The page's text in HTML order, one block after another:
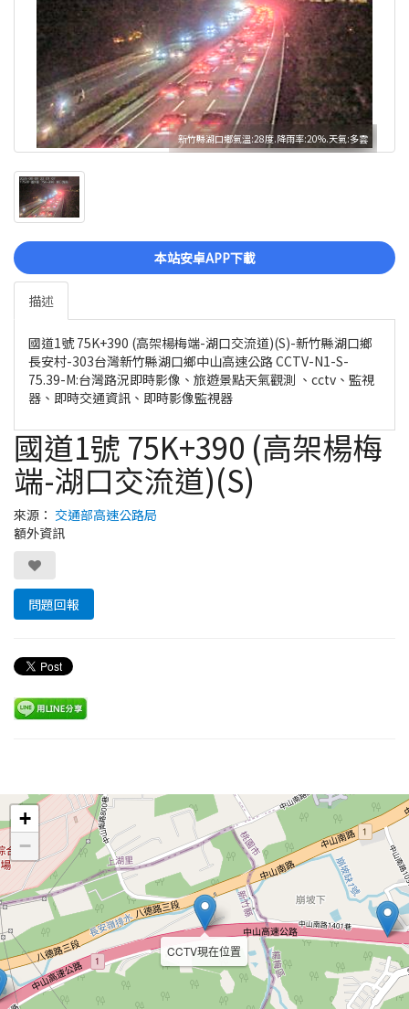
新竹縣湖口鄉氣溫:28度.降雨率:20%.天氣:多雲
本站安卓APP下載
描述
國道1號 75K+390 (高架楊梅端-湖口交流道)(S)-新竹縣湖口鄉
長安村-303台灣新竹縣湖口鄉中山高速公路 CCTV-N1-S-
75.39-M:台灣路況即時影像、旅遊景點天氣觀測 、cctv、監視
器、即時交通資訊、即時影像監視器
國道1號 75K+390 (高架楊梅
端-湖口交流道)(S)
來源： 交通部高速公路局
額外資訊
問題回報
CCTV現在位置
+
−